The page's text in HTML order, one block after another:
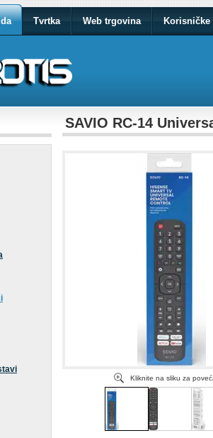
Tvrtka Web trgovina Korisničke
SAVIO RC-14
Kliknite na sliku za